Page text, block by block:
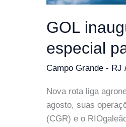
GOL
especial
Campo Grande - RJ
Nova rota liga
agosto, suas
(CGR) e o